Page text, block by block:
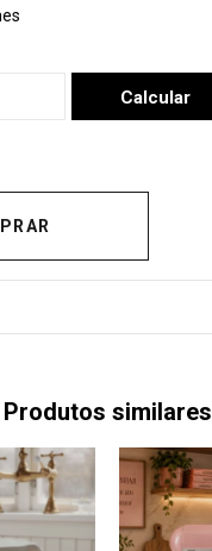
Calcular
Produtos similares